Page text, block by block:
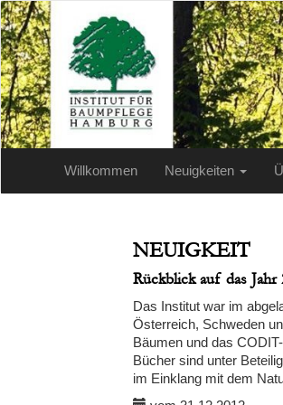
Willkommen Neuigkeiten
NEUIGKEIT
Rückblick auf das Jahr
Das Institut war im
Österreich, Schweden
Bäumen und das
Bücher sind unter
im Einklang mit dem